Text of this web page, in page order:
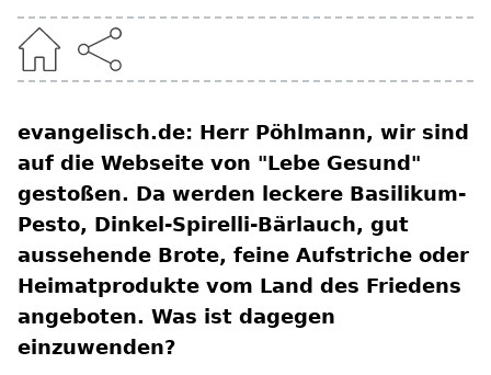
evangelisch.de: Herr Pöhlmann, wir sind
auf die Webseite von "Lebe Gesund"
gestoßen. Da werden leckere Basilikum-
Pesto, Dinkel-Spirelli-Bärlauch, gut
aussehende Brote, feine Aufstriche oder
Heimatprodukte vom Land des Friedens
angeboten. Was ist dagegen
einzuwenden?